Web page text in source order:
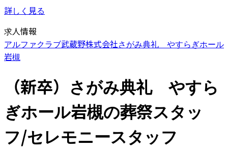
詳しく見る
求人情報
アルファクラブ武蔵野株式会社さがみ典礼 やすらぎホール
岩槻
（新卒）さがみ典礼 やすら
ぎホール岩槻の葬祭スタッ
フ/セレモニースタッフ